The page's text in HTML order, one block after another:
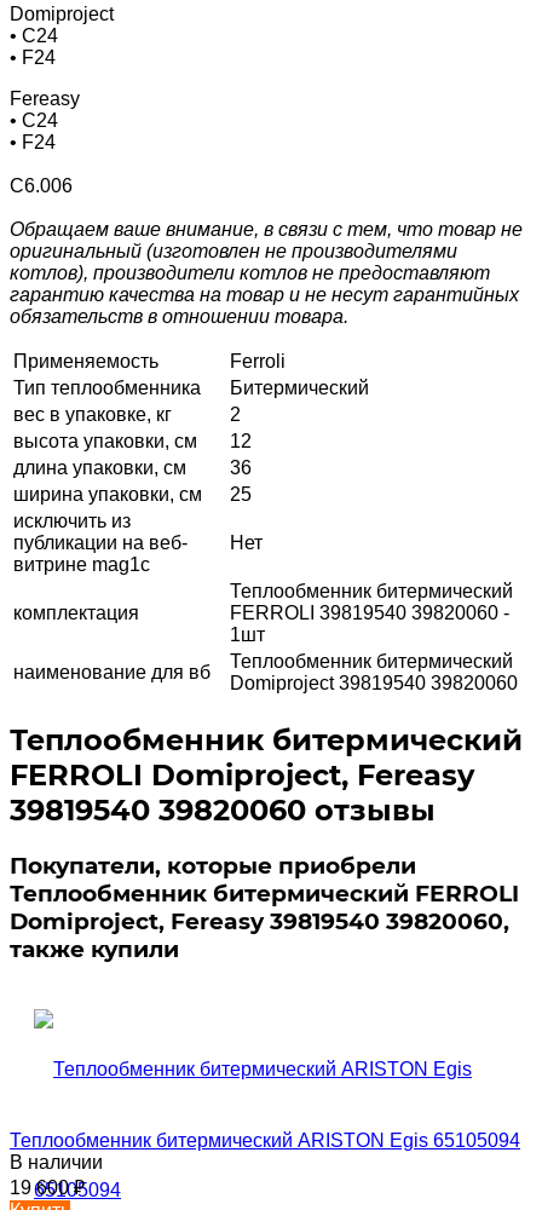
Domiproject
• C24
• F24
Fereasy
• C24
• F24
С6.006
Обращаем ваше внимание, в связи с тем, что товар не
оригинальный (изготовлен не производителями
котлов), производители котлов не предоставляют
гарантию качества на товар и не несут гарантийных
обязательств в отношении товара.
Применяемость
Ferroli
Тип теплообменника
Битермический
вес в упаковке, кг
2
высота упаковки, см
12
длина упаковки, см
36
ширина упаковки, см
25
исключить из
публикации на веб-
витрине mag1c
Нет
комплектация
Теплообменник битермический
FERROLI 39819540 39820060 -
1шт
наименование для вб
Теплообменник битермический
Domiproject 39819540 39820060
Теплообменник битермический
FERROLI Domiproject, Fereasy
39819540 39820060 отзывы
Покупатели, которые приобрели
Теплообменник битермический FERROLI
Domiproject, Fereasy 39819540 39820060,
также купили
Теплообменник битермический ARISTON Egis 65105094
В наличии
19 600₽